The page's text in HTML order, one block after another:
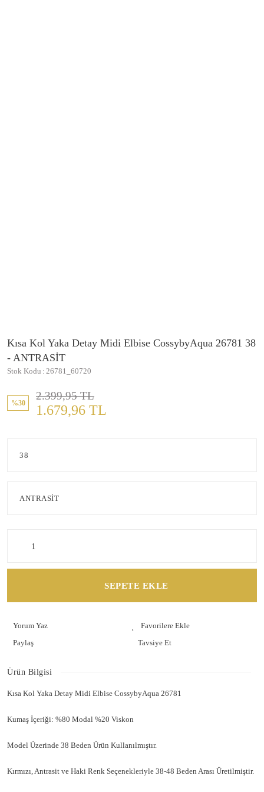
Kısa Kol Yaka Detay Midi Elbise CossybyAqua 26781 38
- ANTRASİT
Stok Kodu 26781_60720
%30
2.399,95 TL
1.679,96 TL
SEPETE EKLE
Yorum Yaz
Paylaş
Tavsiye Et
Ürün Bilgisi
Kısa Kol Yaka Detay Midi Elbise CossybyAqua 26781
Kumaş İçeriği: %80 Modal %20 Viskon
Model Üzerinde 38 Beden Ürün Kullanılmıştır.
Kırmızı, Antrasit ve Haki Renk Seçenekleriyle 38-48 Beden Arası Üretilmiştir.